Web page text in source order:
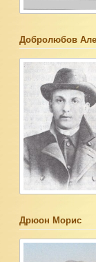
Добролюбов
Дрюон Морис